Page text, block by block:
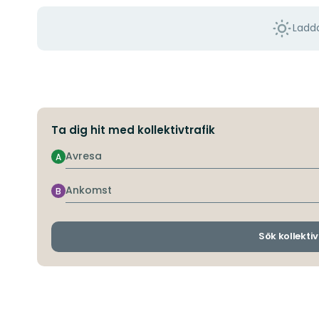
Ta dig hit med kollektivtrafik
Avresa
A
Ankomst
B
Sök